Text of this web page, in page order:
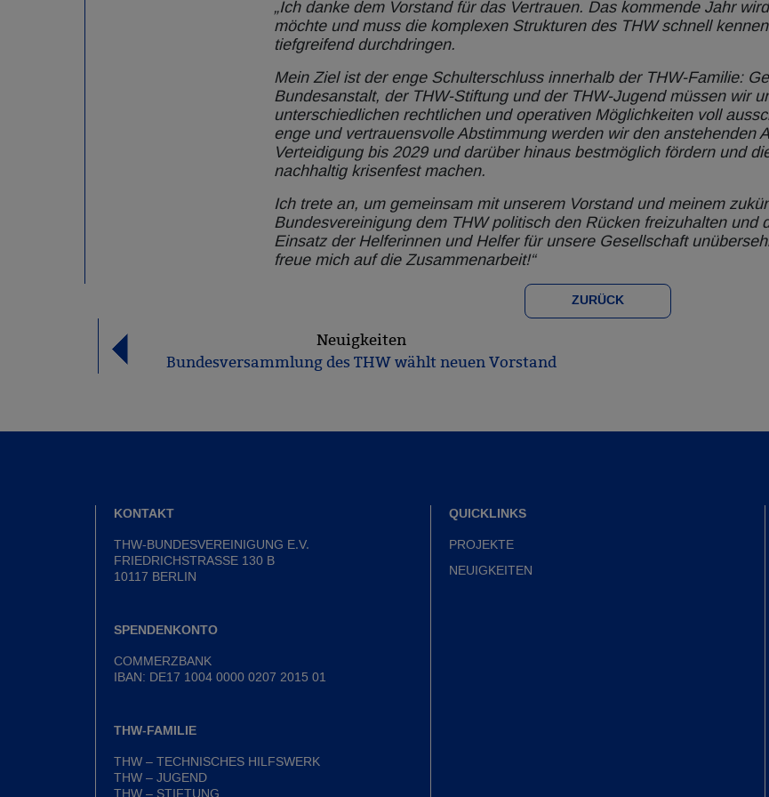
„Ich danke dem Vorstand für das Vertrauen. Das kommende Jahr
möchte und muss die komplexen Strukturen des THW schnell
tiefgreifend durchdringen.
Mein Ziel ist der enge Schulterschluss innerhalb der THW-Familie:
Bundesanstalt, der THW-Stiftung und der THW-Jugend müssen wir
unterschiedlichen rechtlichen und operativen Möglichkeiten voll
enge und vertrauensvolle Abstimmung werden wir den anstehenden
Verteidigung bis 2029 und darüber hinaus bestmöglich fördern und
nachhaltig krisenfest machen.
Ich trete an, um gemeinsam mit unserem Vorstand und meinem
Bundesvereinigung dem THW politisch den Rücken freizuhalten und
Einsatz der Helferinnen und Helfer für unsere Gesellschaft
freue mich auf die Zusammenarbeit!“
ZURÜCK
Neuigkeiten
Bundesversammlung des THW wählt neuen Vorstand
KONTAKT
THW-BUNDESVEREINIGUNG E.V.
FRIEDRICHSTRASSE 130 B
10117 BERLIN
SPENDENKONTO
COMMERZBANK
IBAN: DE17 1004 0000 0207 2015 01
THW-FAMILIE
THW – TECHNISCHES HILFSWERK
THW – JUGEND
QUICKLINKS
PROJEKTE
NEUIGKEITEN